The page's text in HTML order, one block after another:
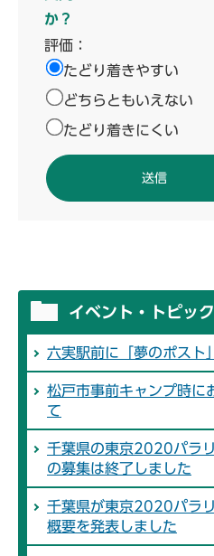
か？
評価：
たどり着きやすい
どちらともいえない
たどり着きにくい
イベント・トピッ
六実駅前に「夢のポスト
松戸市事前キャンプ時に
て
千葉県の東京2020パラ
の募集は終了しました
千葉県が東京2020パラ
概要を発表しました